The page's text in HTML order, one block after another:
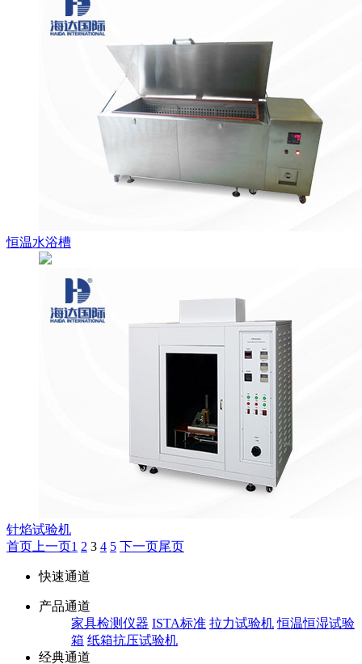
恒温水浴槽
针焰试验机
首页 上一页1 2 3 4 5 下一页尾页
快速通道
产品通道
家具检测仪器 ISTA标准 拉力试验机 恒温恒湿试验
箱 纸箱抗压试验机
经典通道